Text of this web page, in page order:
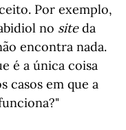
Por exemplo,
no siteda
encontra nada.
é a única coisa
casos em que a